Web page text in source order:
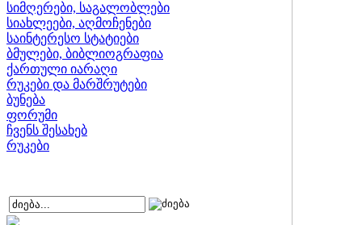
სიმღერები, საგალობლები
სიახლეები, აღმოჩენები
საინტერესო სტატიები
ბმულები, ბიბლიოგრაფია
ქართული იარაღი
რუკები და მარშრუტები
ბუნება
ფორუმი
ჩვენს შესახებ
რუკები